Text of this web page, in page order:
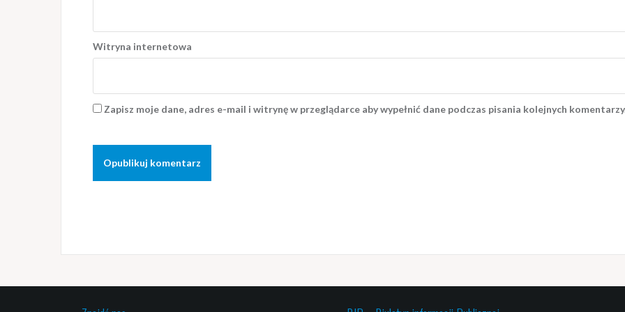
Witryna internetowa
Zapisz moje dane, adres e-mail i witrynę w przeglądarce aby wypełnić dane podczas pisania kolejnych